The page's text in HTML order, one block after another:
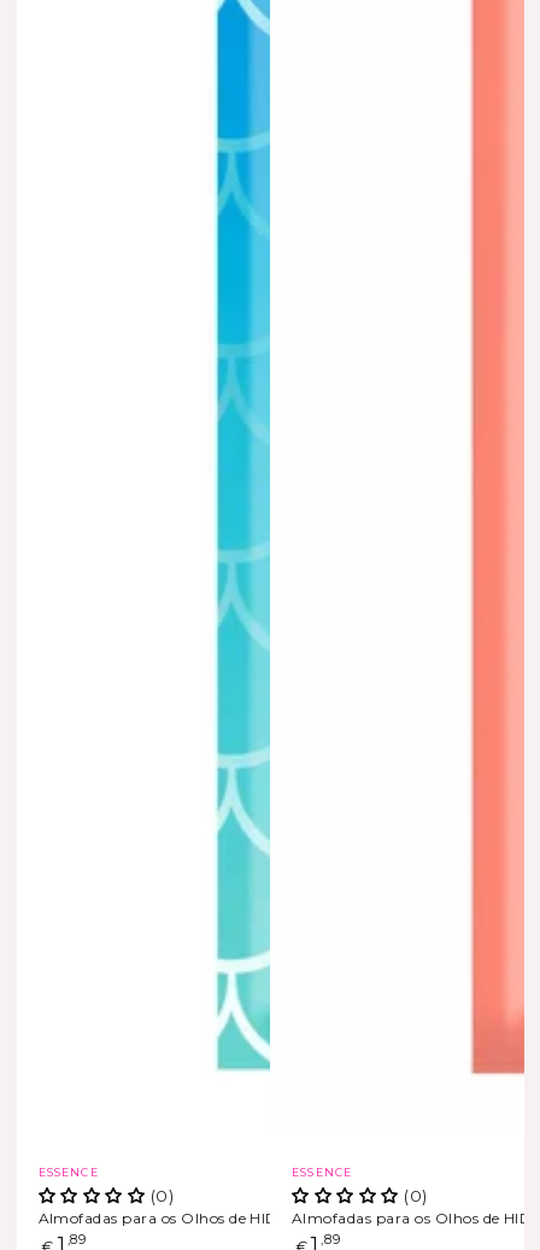
Marca
ESSENCE
(0)
Almofadas para os Olhos de HIDROGEL
,89
Marca
ESSENCE
(0)
Almofadas para os Olhos de
,89